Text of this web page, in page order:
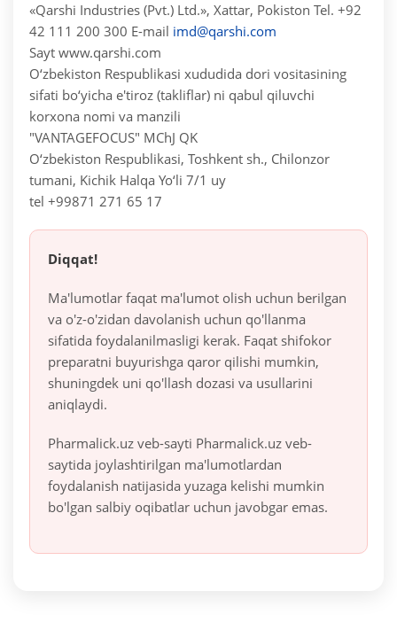
«Qarshi Industries (Pvt.) Ltd.», Xattar, Pokiston Tel. +92
42 111 200 300 E-mail imd@qarshi.com
Sayt www.qarshi.com
O‘zbekiston Respublikasi xududida dori vositasining
sifati bo‘yicha e'tiroz (takliflar) ni qabul qiluvchi
korxona nomi va manzili
"VANTAGEFOCUS" MChJ QK
O‘zbekiston Respublikasi, Toshkent sh., Chilonzor
tumani, Kichik Halqa Yo‘li 7/1 uy
tel +99871 271 65 17
Diqqat!
Ma'lumotlar faqat ma'lumot olish uchun berilgan
va o'z-o'zidan davolanish uchun qo'llanma
sifatida foydalanilmasligi kerak. Faqat shifokor
preparatni buyurishga qaror qilishi mumkin,
shuningdek uni qo'llash dozasi va usullarini
aniqlaydi.
Pharmalick.uz veb-sayti Pharmalick.uz veb-
saytida joylashtirilgan ma'lumotlardan
foydalanish natijasida yuzaga kelishi mumkin
bo'lgan salbiy oqibatlar uchun javobgar emas.